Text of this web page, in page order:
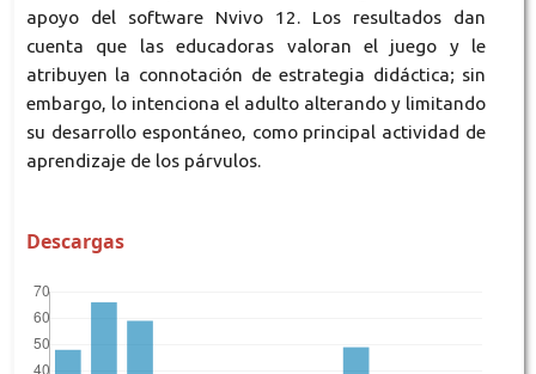
apoyo del software Nvivo 12. Los resultados dan
cuenta que las educadoras valoran el juego y le
atribuyen la connotación de estrategia didáctica; sin
embargo, lo intenciona el adulto alterando y limitando
su desarrollo espontáneo, como principal actividad de
aprendizaje de los párvulos.
Descargas